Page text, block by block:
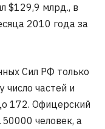
$129,9 млрд., в
2010 года за
Сил РФ только
число частей и
172. Офицерский
человек, а